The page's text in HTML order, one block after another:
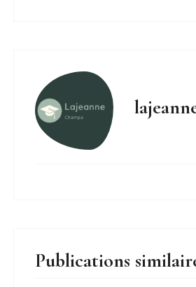
Publications